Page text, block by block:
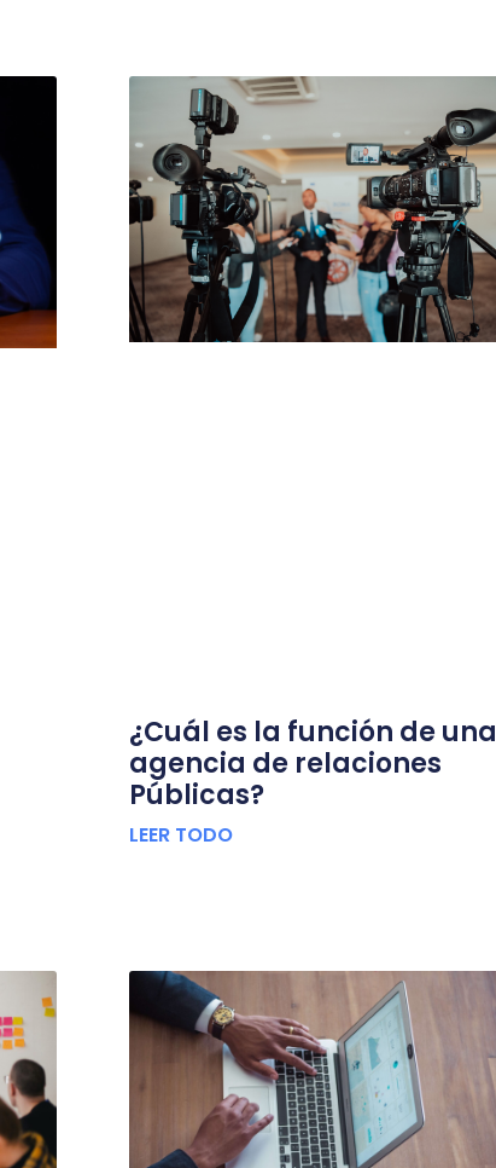
¿Cuál es la función de una
agencia de relaciones
Públicas?
LEER TODO